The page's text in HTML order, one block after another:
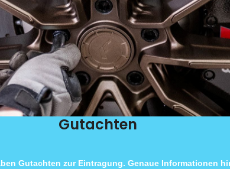
Gutachten
Gutachten zur Eintragung. Genaue Informationen